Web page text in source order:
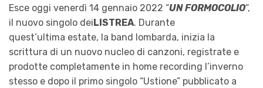
Esce oggi venerdì 14 gennaio 2022 “UN FORMOCOLIO“,
il nuovo singolo dei LISTREA. Durante
quest’ultima estate, la band lombarda, inizia la
scrittura di un nuovo nucleo di canzoni, registrate e
prodotte completamente in home recording l’inverno
stesso e dopo il primo singolo “Ustione” pubblicato a